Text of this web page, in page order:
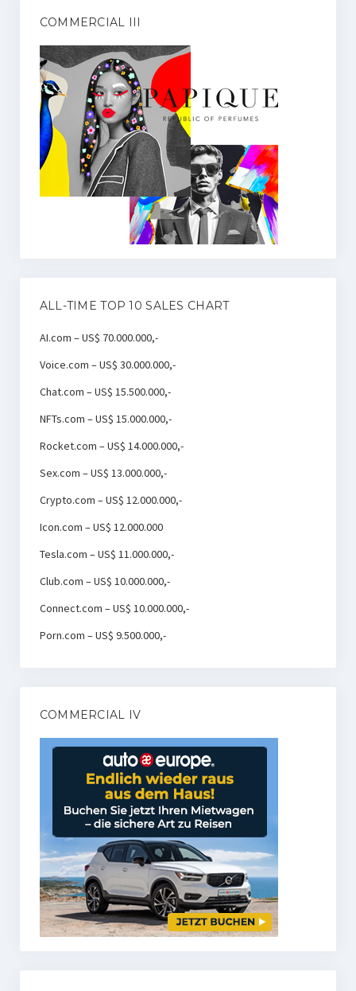
COMMERCIAL III
ALL-TIME TOP 10 SALES CHART
AI.com – US$ 70.000.000,-
Voice.com – US$ 30.000.000,-
Chat.com – US$ 15.500.000,-
NFTs.com – US$ 15.000.000,-
Rocket.com – US$ 14.000.000,-
Sex.com – US$ 13.000.000,-
Crypto.com – US$ 12.000.000,-
Icon.com – US$ 12.000.000
Tesla.com – US$ 11.000.000,-
Club.com – US$ 10.000.000,-
Connect.com – US$ 10.000.000,-
Porn.com – US$ 9.500.000,-
COMMERCIAL IV